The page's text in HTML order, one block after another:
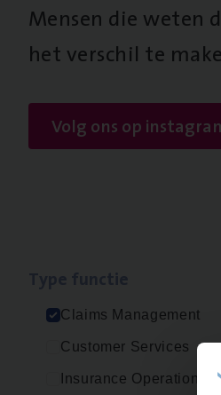
Mensen die weten
het verschil te
Volg ons op
Claims Management
Customer Services
Insurance Operations